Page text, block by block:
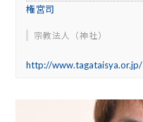
権宮司
宗教法人（神社）
http://www.tagataisya.or.jp/